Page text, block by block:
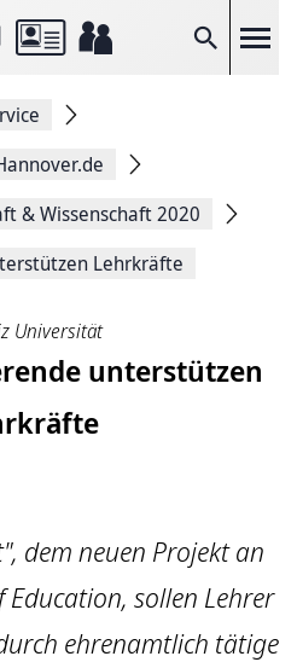
Suche
& Wissenschaft 2020
Lehrkräfte
Universität
unterstützen
dem neuen Projekt an
Education, sollen Lehrer
ehrenamtlich tätige